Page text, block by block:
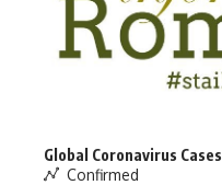
Global Coronavirus Cases
Confirmed